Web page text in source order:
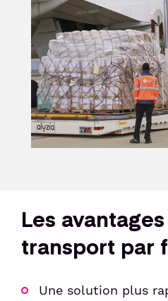
Sénior et PMR
Voyageur avec
Enfant non-
Les
transport par
Une solution plus